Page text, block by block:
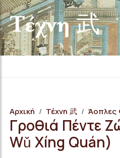
Τέχνη 武
Αρχική Τέχνη 武 Άοπλες
Γροθιά Πέντε
Wǔ Xíng Quán)